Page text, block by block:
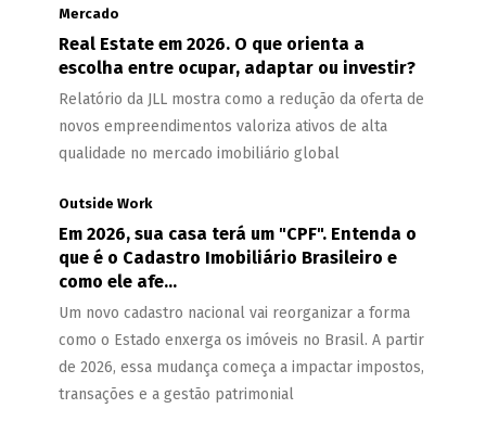
Mercado
Real Estate em 2026. O que orienta a
escolha entre ocupar, adaptar ou investir?
Relatório da JLL mostra como a redução da oferta de
novos empreendimentos valoriza ativos de alta
qualidade no mercado imobiliário global
Outside Work
Em 2026, sua casa terá um "CPF". Entenda o
que é o Cadastro Imobiliário Brasileiro e
como ele afe...
Um novo cadastro nacional vai reorganizar a forma
como o Estado enxerga os imóveis no Brasil. A partir
de 2026, essa mudança começa a impactar impostos,
transações e a gestão patrimonial